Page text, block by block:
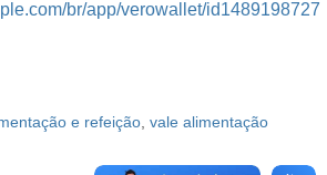
br/app/verowallet/id1489198727
e refeição, vale alimentação